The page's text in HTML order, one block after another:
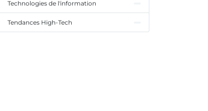
Technologies de l'information
Tendances High-Tech